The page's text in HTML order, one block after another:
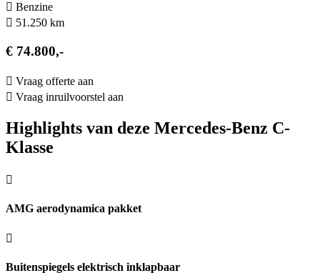
Benzine
51.250 km
€ 74.800,-
Vraag offerte aan
Vraag inruilvoorstel aan
Highlights van deze Mercedes-Benz C-
Klasse
AMG aerodynamica pakket
Buitenspiegels elektrisch inklapbaar